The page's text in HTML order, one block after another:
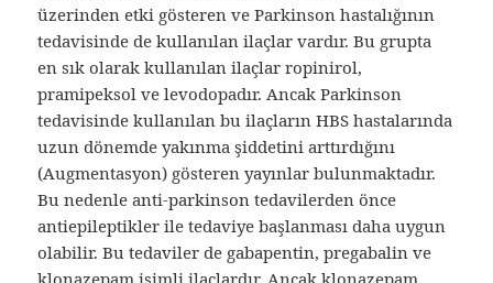
üzerinden etki gösteren ve Parkinson hastalığının
tedavisinde de kullanılan ilaçlar vardır. Bu grupta
en sık olarak kullanılan ilaçlar ropinirol,
pramipeksol ve levodopadır. Ancak Parkinson
tedavisinde kullanılan bu ilaçların HBS hastalarında
uzun dönemde yakınma şiddetini arttırdığını
(Augmentasyon) gösteren yayınlar bulunmaktadır.
Bu nedenle anti-parkinson tedavilerden önce
antiepileptikler ile tedaviye başlanması daha uygun
olabilir. Bu tedaviler de gabapentin, pregabalin ve
klonazepam isimli ilaçlardır. Ancak klonazepam